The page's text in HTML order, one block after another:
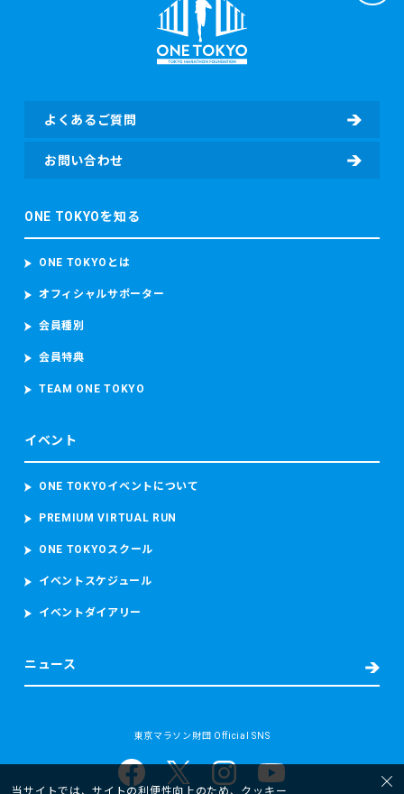
当サイトでは、サイトの利便性向上のため、クッキー
等）、応募者のレース種目情報（応募者の障害（視覚障害、
知的障害、車いす）の有無、臓器移植の有無、伴走者の有
無）（該当する場合）、寄付者情報（所属先、住所、電話番
号、部署名、役職、担当者氏名、担当者電子メールアドレ
得し、取り扱います。
・東京マラソン等にご参加いただく場合
検査の結果を取得することがあります。 東京マラソン等に参
加する場合、上記のデータのほか、顔写真、カメラ映像、本
加者本人であることを確認するため参加者の顔写真を撮影
映像（参加者の容貌が写り込むことがあります。）を撮影
し、これらを取り扱います。
真、カメラ映像、本大会記録並び本大会中の中途記録及び推
参加者の顔写真を撮影し、本大会中におけるコースの安全管
理のために監視カメラ映像（参加者の容貌が写り込むことが
あります。）を撮影し、これらを取り扱います。
・救護又は病院への搬送が必要となった場合
療中の病気、現在服用中の薬、アレルギー、傷病名、症状、
発生場所、処置の内容（もしあれば）等の必要な情報を取得
また、病院へ搬送された場合には、当財団は、補償を含む事
及び改善のため、傷病名、症状経過、治療経過及び現在の処
方について当該病院から取得します。
成のために個人情報を取り扱います。
・東京マラソン等にご応募いただくため
よくあるご質問
お問い合わせ
ONE TOKYOを知る
ONE TOKYOとは
オフィシャルサポーター
会員種別
会員特典
TEAM ONE TOKYO
イベント
ONE TOKYOイベントについて
PREMIUM VIRTUAL RUN
ONE TOKYOスクール
イベントスケジュール
イベントダイアリー
ニュース
東京マラソン財団 Official SNS